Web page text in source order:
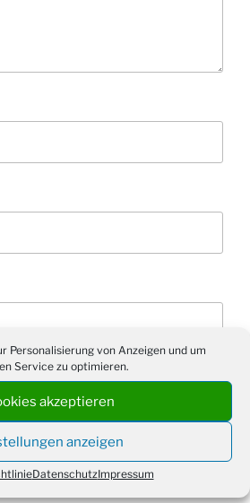
Personalisierung von Anzeigen und um
Service zu optimieren.
akzeptieren
anzeigen
DatenschutzImpressum